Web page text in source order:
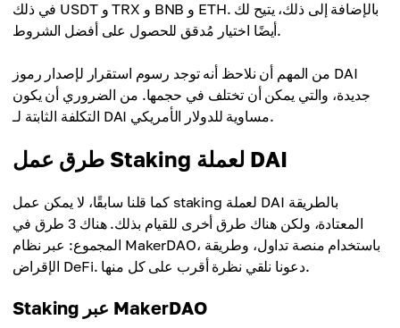
في ذلك USDT و TRX و BNB و ETH. بالإضافة إلى ذلك، يتيح لك
أيضًا اختيار مُدقق للحصول على أفضل الشروط.
من المهم أن نلاحظ أنه توجد رسوم استقرار لإصدار رموز DAI
جديدة، والتي يمكن أن تختلف في حجمها. من الضروري أن يكون
التكلفة الثابتة لـ DAI مساوية للدولار الأمريكي.
طرق عمل Staking لعملة DAI
كما قلنا سابقًا، لا يمكن عمل staking لعملة DAI بالطريقة
المعتادة، ولكن هناك طرق أخرى للقيام بذلك. هناك 3 طرق في
المجموع: عبر نظام MakerDAO، باستخدام منصة تداول، وطريقة
الإقراض DeFi. دعونا نلقي نظرة أقرب على كل منها.
Staking عبر MakerDAO